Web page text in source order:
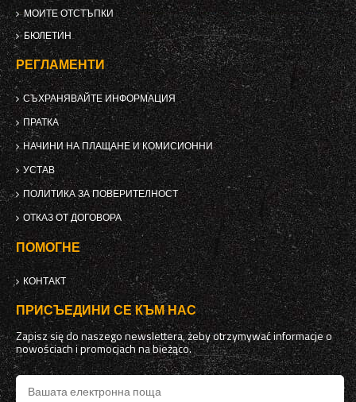
МОИТЕ ОТСТЪПКИ
БЮЛЕТИН
РЕГЛАМЕНТИ
СЪХРАНЯВАЙТЕ ИНФОРМАЦИЯ
ПРАТКА
НАЧИНИ НА ПЛАЩАНЕ И КОМИСИОННИ
УСТАВ
ПОЛИТИКА ЗА ПОВЕРИТЕЛНОСТ
ОТКАЗ ОТ ДОГОВОРА
ПОМОГНЕ
КОНТАКТ
ПРИСЪЕДИНИ СЕ КЪМ НАС
Zapisz się do naszego newslettera, żeby otrzymywać informacje o
nowościach i promocjach na bieżąco.